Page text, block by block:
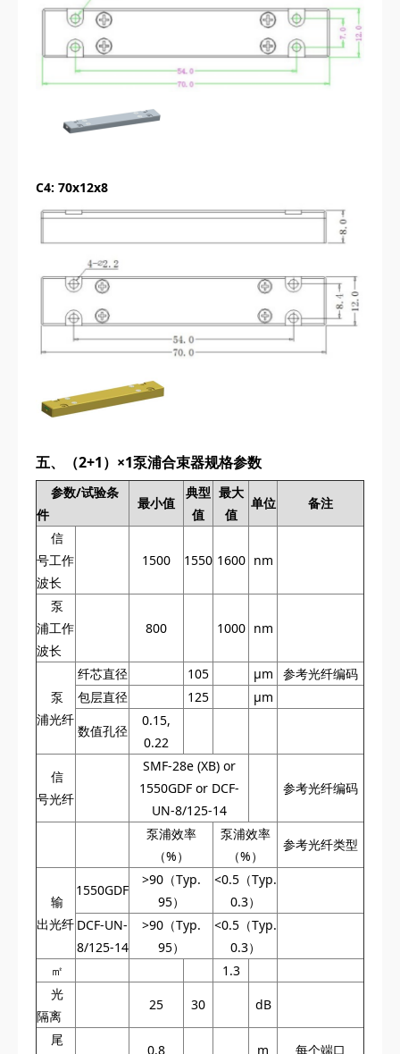
C4: 70x12x8
五、（2+1）×1泵浦合束器规格参数
参数/试验条
件
最小值
典型
值
最大
值
单位 备注
信
号工作
波长
1500 1550 1600 nm
泵
浦工作
波长
800 1000 nm
泵
浦光纤
纤芯直径 105 µm
参考光纤编码
包层直径
125
µm
数值孔径
0.15,
0.22
信
号光纤
SMF-28e (XB) or
1550GDF or DCF-
UN-8/125-14
参考光纤编码
泵浦效率
（%）
泵浦效率
（%）
参考光纤类型
输
出光纤
1550GDF
>90（Typ.
95）
<0.5（Typ.
0.3）
DCF-UN-
8/125-14
>90（Typ.
95）
<0.5（Typ.
0.3）
㎡
1.3
光
隔离
25 30 dB
尾
0.8 m 每个端口